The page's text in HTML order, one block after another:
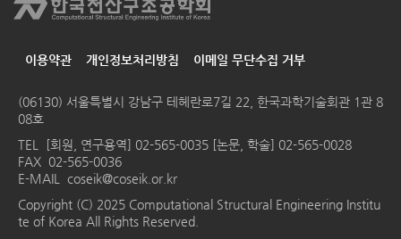
이용약관 개인정보처리방침 이메일 무단수집 거부
(06130) 서울특별시 강남구 테헤란로7길 22, 한국과학기술회관 1관 8
08호
TEL
[회원, 연구용역] 02-565-0035 [논문, 학술] 02-565-0028
FAX 02-565-0036
E-MAIL coseik@coseik.or.kr
Copyright (C) 2025 Computational Structural Engineering Institu
te of Korea All Rights Reserved.